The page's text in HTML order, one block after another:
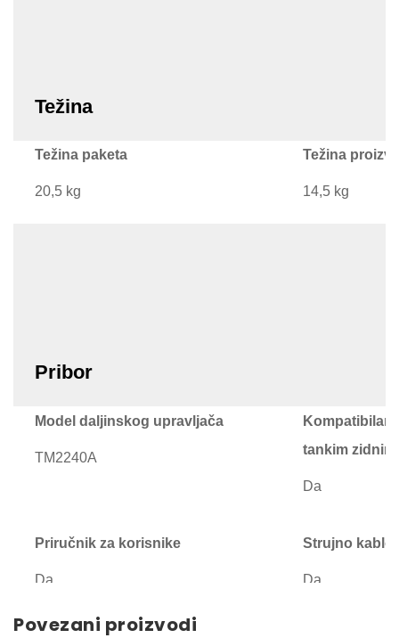
Težina
Težina paketa
20,5 kg
Težina
14,5 kg
Pribor
Model daljinskog upravljača
TM2240A
Kompatibilan
tankim
Da
Priručnik za korisnike
Da
Strujno kablo
Da
Povezani proizvodi